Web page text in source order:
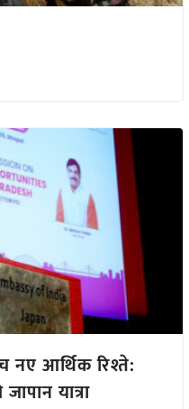
नए आर्थिक रिश्ते:
यात्रा